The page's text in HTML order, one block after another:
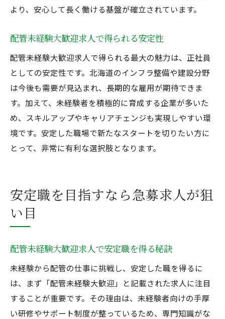
より、安心して長く働ける基盤が確立されています。
配管未経験大歓迎求人で得られる安定性
配管未経験大歓迎求人で得られる最大の魅力は、正社員
としての安定性です。北海道のインフラ整備や建設分野
は今後も需要が見込まれ、長期的な雇用が期待できま
す。加えて、未経験者を積極的に育成する企業が多いた
め、スキルアップやキャリアチェンジも実現しやすい環
境です。安定した職場で新たなスタートを切りたい方に
とって、非常に有利な選択肢となります。
安定職を目指すなら急募求人が狙
い目
配管未経験大歓迎求人で安定職を得る秘訣
未経験から配管の仕事に挑戦し、安定した職を得るに
は、まず「配管未経験大歓迎」と記載された求人に注目
することが重要です。その理由は、未経験者向けの手厚
い研修やサポート制度が整っているため、専門知識がな